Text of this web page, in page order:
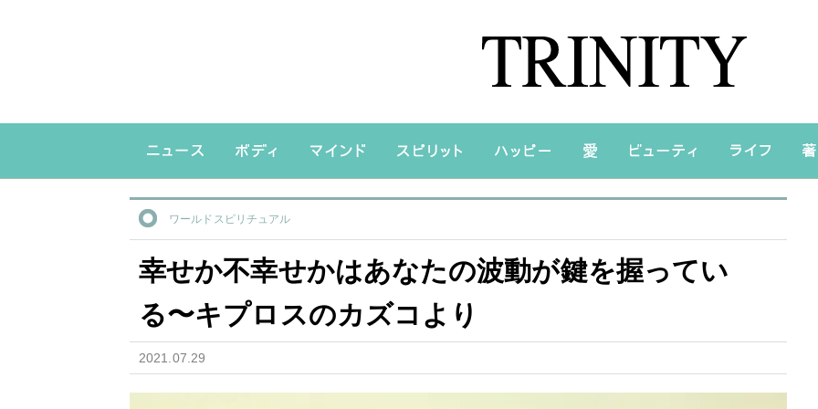
ワールドスピリチュアル
幸せか不幸せかはあなたの波動が鍵を握ってい
る〜キプロスのカズコより
2021.07.29